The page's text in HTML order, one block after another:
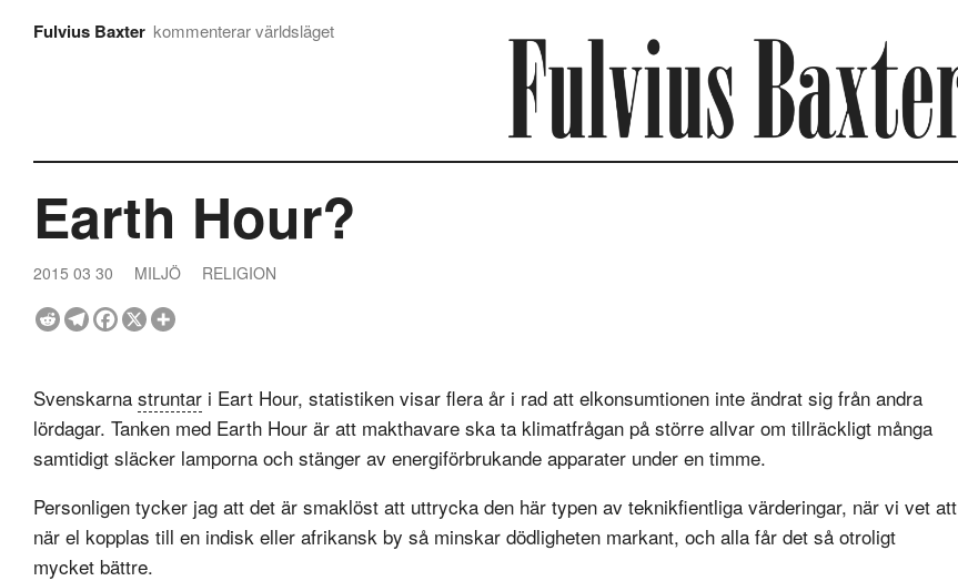
Fulvius Baxter kommenterar världsläget
Earth Hour?
2015 03 30 MILJÖ RELIGION
Svenskarna struntar i Eart Hour, statistiken visar flera år i rad att elkonsumtionen inte ändrat sig från andra
lördagar. Tanken med Earth Hour är att makthavare ska ta klimatfrågan på större allvar om tillräckligt många
samtidigt släcker lamporna och stänger av energiförbrukande apparater under en timme.
Personligen tycker jag att det är smaklöst att uttrycka den här typen av teknikfientliga värderingar, när vi vet att
när el kopplas till en indisk eller afrikansk by så minskar dödligheten markant, och alla får det så otroligt
mycket bättre.